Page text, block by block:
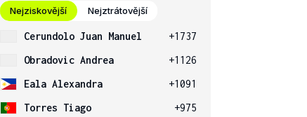
Nejziskovější Nejztrátovější
Cerundolo Juan Manuel
+1737
Obradovic Andrea
+1126
Eala Alexandra
+1091
Torres Tiago
+975